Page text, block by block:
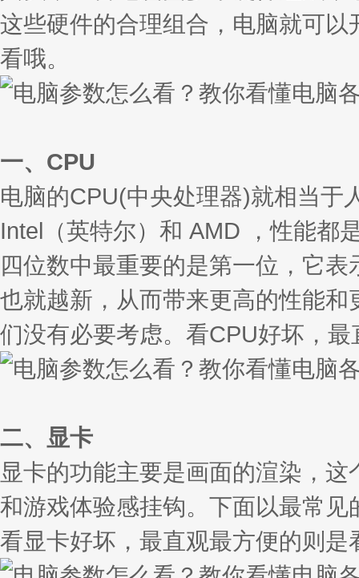
这些硬件的合理组合，电脑就可
看哦。
一、CPU
电脑的CPU(中央处理器)就相当于
Intel（英特尔）和 AMD ，性能都
四位数中最重要的是第一位，它
也就越新，从而带来更高的性能
们没有必要考虑。看CPU好坏，
二、显卡
显卡的功能主要是画面的渲染，
和游戏体验感挂钩。下面以最常
看显卡好坏，最直观最方便的则是